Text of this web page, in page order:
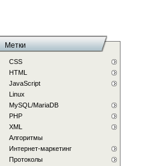
Метки
CSS
HTML
JavaScript
Linux
MySQL/MariaDB
PHP
XML
Алгоритмы
Интернет-маркетинг
Протоколы